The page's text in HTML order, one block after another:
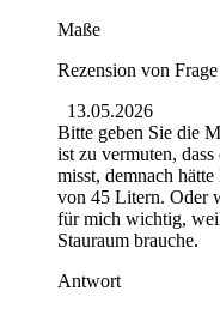
Maße
Rezension von Frage
13.05.2026
Bitte geben Sie die
ist zu vermuten,
misst, demnach
von 45 Litern. Oder
für mich wichtig,
Stauraum brauche.
Antwort